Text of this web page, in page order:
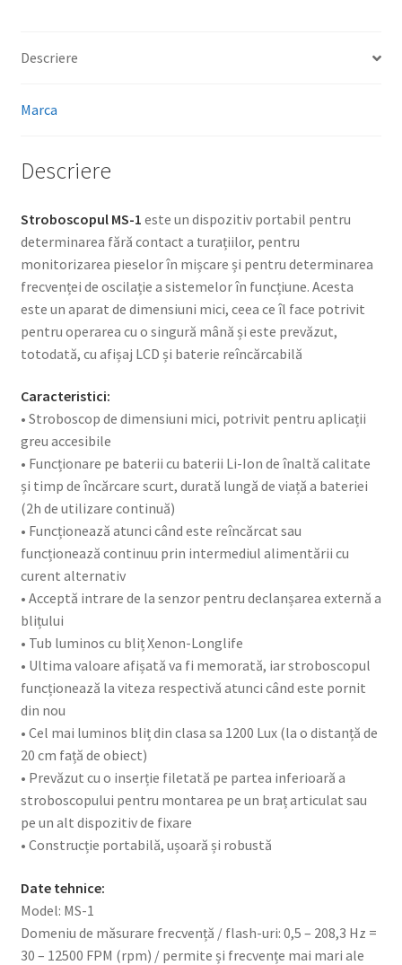
Descriere
Marca
Descriere
Stroboscopul MS-1 este un dispozitiv portabil pentru
determinarea fără contact a turațiilor, pentru
monitorizarea pieselor în mișcare și pentru determinarea
frecvenței de oscilație a sistemelor în funcțiune. Acesta
este un aparat de dimensiuni mici, ceea ce îl face potrivit
pentru operarea cu o singură mână și este prevăzut,
totodată, cu afișaj LCD și baterie reîncărcabilă
Caracteristici:
• Stroboscop de dimensiuni mici, potrivit pentru aplicații
greu accesibile
• Funcționare pe baterii cu baterii Li-Ion de înaltă calitate
și timp de încărcare scurt, durată lungă de viață a bateriei
(2h de utilizare continuă)
• Funcționează atunci când este reîncărcat sau
funcționează continuu prin intermediul alimentării cu
curent alternativ
• Acceptă intrare de la senzor pentru declanșarea externă a
blițului
• Tub luminos cu bliț Xenon-Longlife
• Ultima valoare afișată va fi memorată, iar stroboscopul
funcționează la viteza respectivă atunci când este pornit
din nou
• Cel mai luminos bliț din clasa sa 1200 Lux (la o distanță de
20 cm față de obiect)
• Prevăzut cu o inserție filetată pe partea inferioară a
stroboscopului pentru montarea pe un braț articulat sau
pe un alt dispozitiv de fixare
• Construcție portabilă, ușoară și robustă
Date tehnice:
Model: MS-1
Domeniu de măsurare frecvență / flash-uri: 0,5 – 208,3 Hz =
30 – 12500 FPM (rpm) / permite și frecvențe mai mari ale